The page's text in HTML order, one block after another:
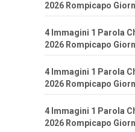
2026 Rompicapo
4 Immagini 1 Parola
2026 Rompicapo
4 Immagini 1 Parola
2026 Rompicapo
4 Immagini 1 Parola
2026 Rompicapo